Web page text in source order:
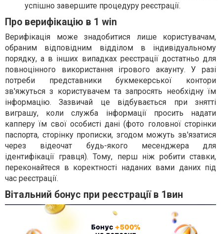
успішно завершите процедуру реєстрації.
Про верифікацію в 1 win
Верифікація може знадобитися лише користувачам,
обраним відповідним відділом в індивідуальному
порядку, а в інших випадках реєстрації достатньо для
повноцінного використання ігрового акаунту. У разі
потреби представники букмекерської контори
зв'яжуться з користувачем та запросять необхідну їм
інформацію. Зазвичай це відбувається при знятті
виграшу, коли служба інформації просить надати
капперу їм свої особисті дані (фото головної сторінки
паспорта, сторінку прописки, згодом можуть зв'язатися
через відеочат будь-якого месенджера для
ідентифікації гравця). Тому, перш ніж робити ставки,
переконайтеся в коректності наданих вами даних під
час реєстрації.
Вітальний бонус при реєстрації в 1вин